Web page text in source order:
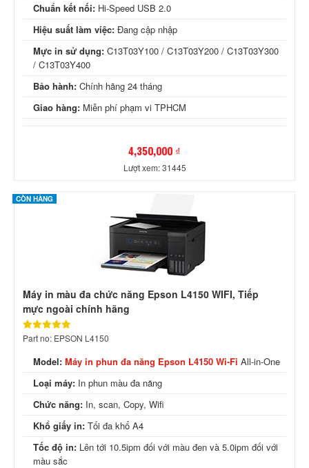
Chuẩn kết nối: Hi-Speed USB 2.0
Hiệu suất làm việc: Đang cập nhập
Mực in sử dụng: C13T03Y100 / C13T03Y200 / C13T03Y300
/ C13T03Y400
Bảo hành: Chính hãng 24 tháng
Giao hàng: Miễn phí phạm vi TPHCM
4,350,000 ₫
Lượt xem: 31445
CÒN HÀNG
Máy in màu đa chức năng Epson L4150 WIFI, Tiếp
mực ngoài chính hãng
Part no: EPSON L4150
Model: Máy in phun đa năng Epson L4150 Wi-Fi All-in-One
Loại máy: In phun màu đa năng
Chức năng: In, scan, Copy, Wifi
Khổ giấy in: Tối đa khổ A4
Tốc độ in: Lên tới 10.5ipm đối với màu đen và 5.0ipm đối với
màu sắc